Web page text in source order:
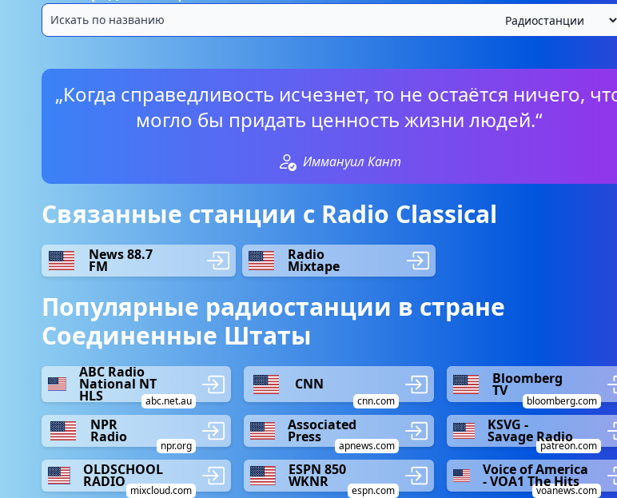
„Когда справедливость исчезнет, то не остаётся ничего,
могло бы придать ценность жизни людей.“
Иммануил Кант
Связанные станции с Radio Classical
News 88.7
FM
Radio
Mixtape
Популярные радиостанции в стране
Соединенные Штаты
ABC Radio
National NT
HLS abc.net.au
CNN
cnn.com
Bloomberg
TV
bloomberg.com
NPR
Radio
npr.org
Associated
Press
apnews.com
KSVG -
Savage Radio
patreon.com
OLDSCHOOL
RADIO
mixcloud.com
ESPN 850
WKNR
espn.com
Voice of America
- VOA1 The Hits
voanews.com